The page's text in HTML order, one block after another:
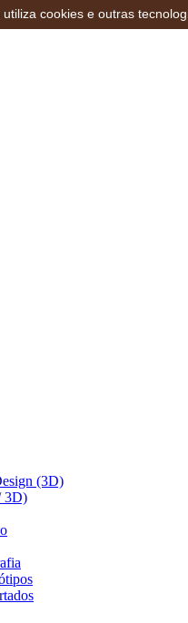
(3D)
3D)
utiliza cookies e outras